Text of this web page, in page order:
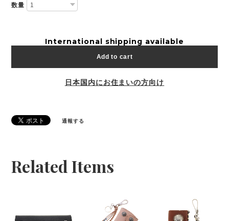
数量
International shipping available
Add to cart
日本国内にお住まいの方向け
通報する
Related Items